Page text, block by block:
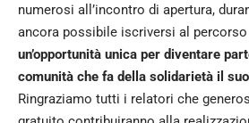
numerosi all’incontro di apertura,
ancora possibile iscriversi al
un’opportunità unica per diventare
comunità che fa della solidarietà il
Ringraziamo tutti i relatori che